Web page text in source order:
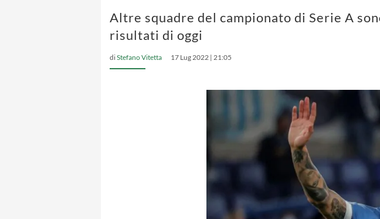
Altre squadre del campionato di Serie A
risultati di oggi
diStefano Vitetta 17 Lug 2022 | 21:05